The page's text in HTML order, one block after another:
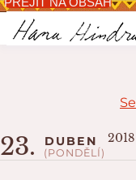
23. DUBEN
(PONDĚLÍ)
2018